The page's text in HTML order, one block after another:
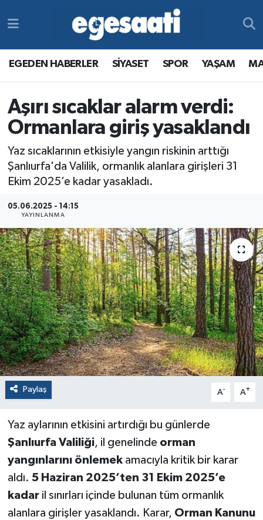
EGEDEN HABERLER SİYASET SPOR YAŞAM
Aşırı sıcaklar alarm verdi:
Ormanlara giriş yasaklandı
Yaz sıcaklarının etkisiyle yangın riskinin arttığı
Şanlıurfa'da Valilik, ormanlık alanlara girişleri 31
Ekim 2025’e kadar yasakladı.
05.06.2025 - 14:15
YAYINLANMA
Paylaş A- A+
Yaz aylarının etkisini artırdığı bu günlerde
Şanlıurfa Valiliği, il genelinde orman
yangınlarını önlemekamacıyla kritik bir karar
aldı. 5 Haziran 2025’ten 31 Ekim 2025’e
kadaril sınırları içinde bulunan tüm ormanlık
alanlara girişler yasaklandı. Karar, Orman Kanunu
Yazarlar
YAŞAM
MAGAZİN
RESMİ REKLAMLAR
SPOR
YAŞAM
MAGAZİN
Süper Lig Puan Durumu ve Fikstür
Tüm Manşetler
Son Dakika Haberleri